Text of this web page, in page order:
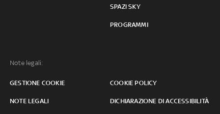
SPAZI SKY
PROGRAMMI
Note legali:
GESTIONE COOKIE COOKIE POLICY
NOTE LEGALI DICHIARAZIONE DI ACCESSIBILITÀ